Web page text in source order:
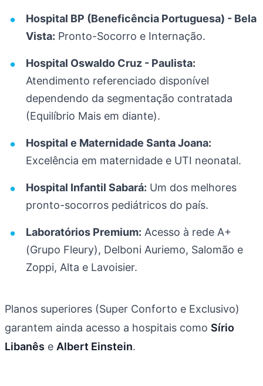
Hospital BP (Beneficência Portuguesa) - Bela
Vista: Pronto-Socorro e Internação.
Hospital Oswaldo Cruz - Paulista:
Atendimento referenciado disponível
dependendo da segmentação contratada
(Equilíbrio Mais em diante).
Hospital e Maternidade Santa Joana:
Excelência em maternidade e UTI neonatal.
Hospital Infantil Sabará: Um dos melhores
pronto-socorros pediátricos do país.
Laboratórios Premium: Acesso à rede A+
(Grupo Fleury), Delboni Auriemo, Salomão e
Zoppi, Alta e Lavoisier.
Planos superiores (Super Conforto e Exclusivo)
garantem ainda acesso a hospitais como Sírio
Libanês e Albert Einstein.